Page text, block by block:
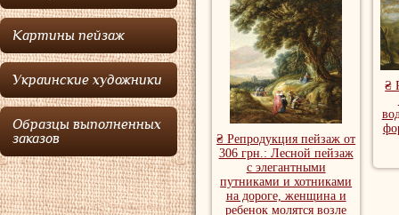
Картины пейзаж
Украинские художники
Образцы выполненных
заказов
художников
записан в 1631
Энтони Клаеса
1629 году. В
Бонавентурой
Луки.
Антверпене,
Антверпен, где
₴ Репродукция пейзаж от
306 грн.: Лесной пейзаж
с элегантными
путниками и хотниками
на дороге, женщина и
ребенок молятся возле
₴